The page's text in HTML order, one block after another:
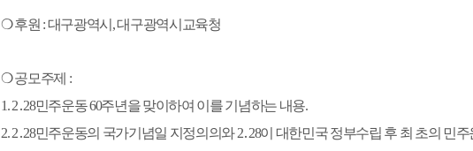
❍후원 :대구광역시 ,대구광역시교육청
❍공모주제 :
1. 2․28민주운동60주년을 맞이하여 이를 기념하는 내용.
2. 2․28민주운동의 국가기념일 지정의의와2․28이 대한민국 정부수립 후 최 초의 민